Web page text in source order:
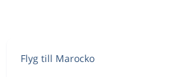
Flyg till Marocko